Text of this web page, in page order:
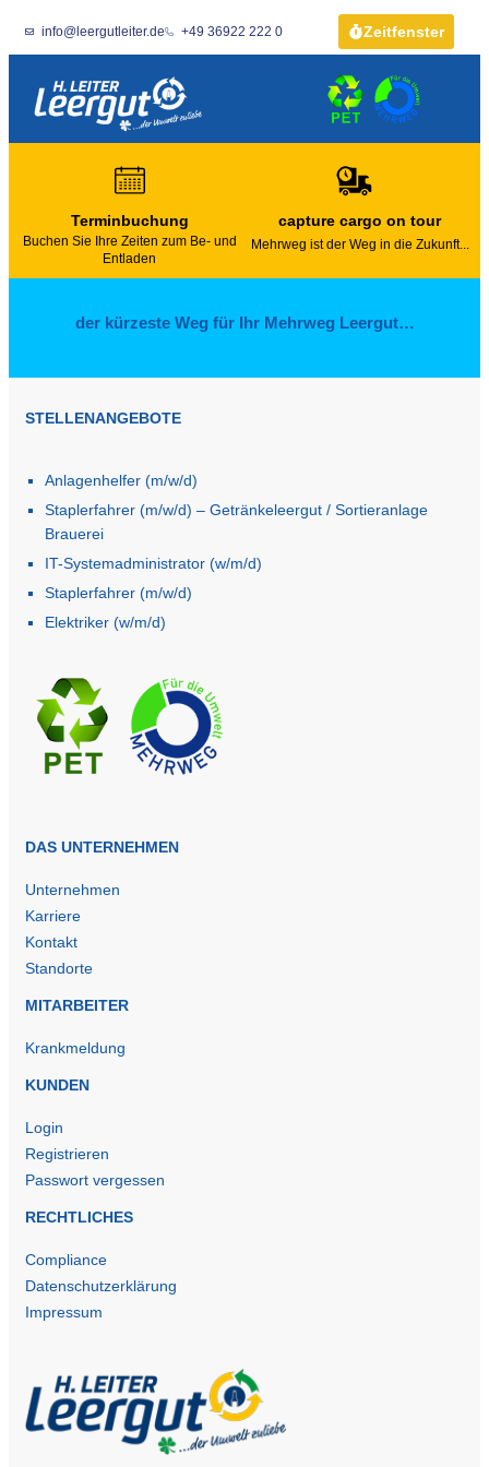
info@leergutleiter.de +49 36922 222 0 Zeitfenster
Terminbuchung
Buchen Sie Ihre Zeiten zum Be- und
Entladen
capture cargo on tour
Mehrweg ist der Weg in die Zukunft...
der kürzeste Weg für Ihr Mehrweg Leergut…
STELLENANGEBOTE
Anlagenhelfer (m/w/d)
Staplerfahrer (m/w/d) – Getränkeleergut / Sortieranlage
Brauerei
IT-Systemadministrator (w/m/d)
Staplerfahrer (m/w/d)
Elektriker (w/m/d)
DAS UNTERNEHMEN
Unternehmen
Karriere
Kontakt
Standorte
MITARBEITER
Krankmeldung
KUNDEN
Login
Registrieren
Passwort vergessen
RECHTLICHES
Compliance
Datenschutzerklärung
Impressum